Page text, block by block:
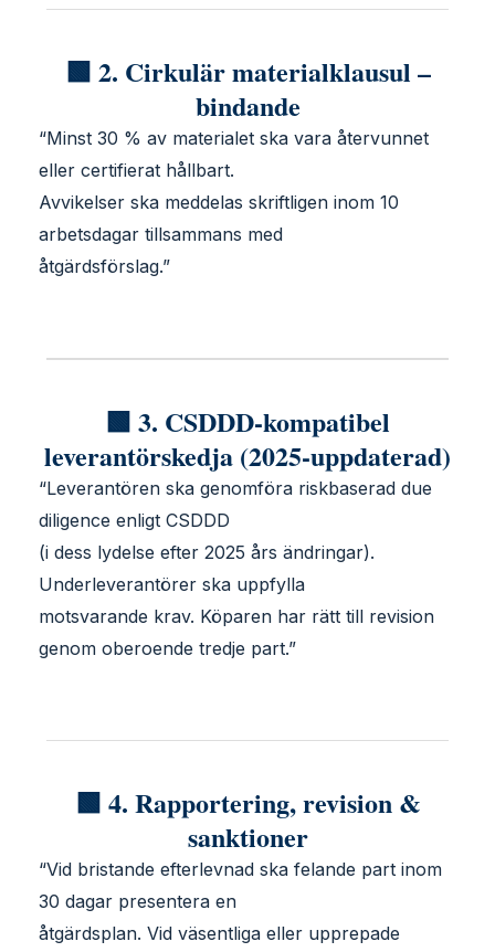
🟩 2. Cirkulär materialklausul –
bindande
“Minst 30 % av materialet ska vara återvunnet
eller certifierat hållbart.
Avvikelser ska meddelas skriftligen inom 10
arbetsdagar tillsammans med
åtgärdsförslag.”
🟩 3. CSDDD-kompatibel
leverantörskedja (2025-uppdaterad)
“Leverantören ska genomföra riskbaserad due
diligence enligt CSDDD
(i dess lydelse efter 2025 års ändringar).
Underleverantörer ska uppfylla
motsvarande krav. Köparen har rätt till revision
genom oberoende tredje part.”
🟩 4. Rapportering, revision &
sanktioner
“Vid bristande efterlevnad ska felande part inom
30 dagar presentera en
åtgärdsplan. Vid väsentliga eller upprepade